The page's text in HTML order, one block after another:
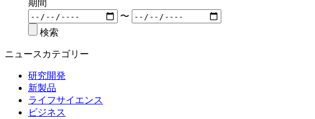
期間
〜
検索
ニュースカテゴリー
研究開発
新製品
ライフサイエンス
ビジネス